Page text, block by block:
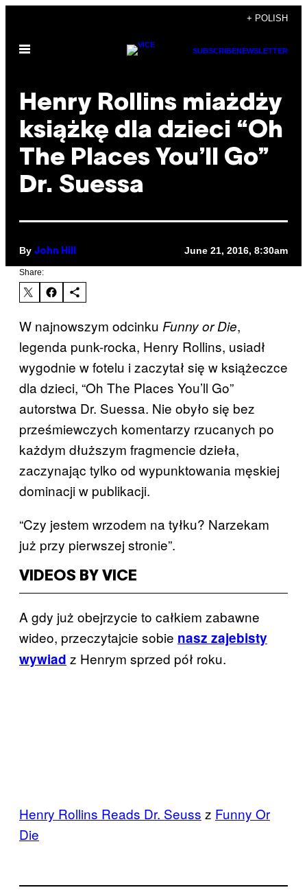
content
+ POLISH
Open
SUBSCRIBENEWSLETTER
Henry Rollins miażdży
książkę dla dzieci “Oh
The Places You’ll Go”
Dr. Suessa
By John Hill June 21, 2016, 8:30am
Share:
W najnowszym odcinku Funny or Die,
legenda punk-rocka, Henry Rollins, usiadł
wygodnie w fotelu i zaczytał się w książeczce
dla dzieci, “Oh The Places You’ll Go”
autorstwa Dr. Suessa. Nie obyło się bez
prześmiewczych komentarzy rzucanych po
każdym dłuższym fragmencie dzieła,
zaczynając tylko od wypunktowania męskiej
dominacji w publikacji.
“Czy jestem wrzodem na tyłku? Narzekam
już przy pierwszej stronie”.
VIDEOS BY VICE
A gdy już obejrzycie to całkiem zabawne
wideo, przeczytajcie sobie nasz zajebisty
wywiad z Henrym sprzed pół roku.
Henry Rollins Reads Dr. Seuss z Funny Or
Die